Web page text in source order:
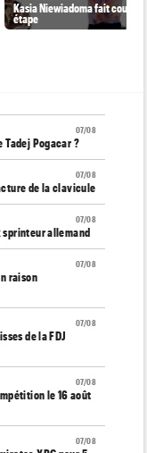
Kasia Niewiadoma fait coup
étape
07/08
Tadej Pogacar ?
07/08
de la clavicule
07/08
allemand
07/08
raison
07/08
de la FDJ
07/08
le 16 août
07/08